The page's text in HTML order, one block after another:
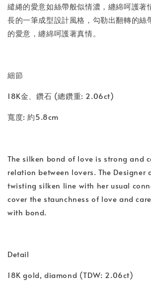
繾綣的愛意如絲帶般似情濃，纏綿呵護著
長的一筆成型設計風格，勾勒出翻轉的絲
的愛意，纏綿呵護著真情。
細節
18K金、鑽石 (總鑽重: 2.06ct)
寬度: 約5.8cm
The silken bond of love is strong and
relation between lovers. The Designer
twisting silken line with her usual
cover the staunchness of love and
with bond.
Detail
18K gold, diamond (TDW: 2.06ct)